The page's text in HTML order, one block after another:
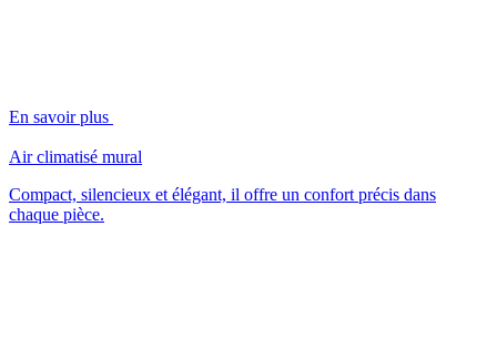
En savoir plus
Air climatisé mural
Compact, silencieux et élégant, il offre un confort précis dans
chaque pièce.